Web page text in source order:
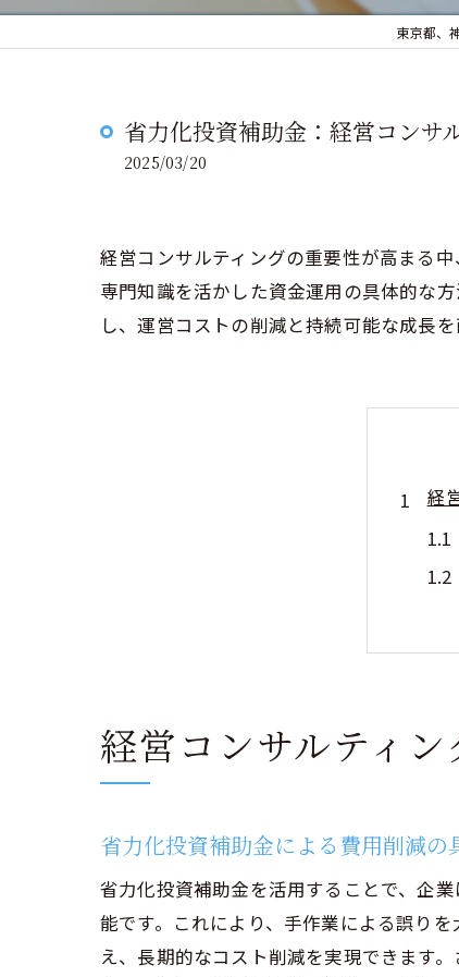
東京都、
省力化投資補助金：経営コンサ
2025/03/20
経営コンサルティングの重要性が高まる
専門知識を活かした資金運用の具体的な
し、運営コストの削減と持続可能な成長
経
企
経営コンサルティ
省力化投資補助金による費用削減の
省力化投資補助金を活用することで、企
能です。これにより、手作業による誤り
え、長期的なコスト削減を実現できます